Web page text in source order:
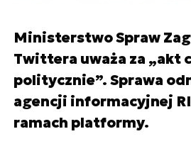
Ministerstwo Spraw
Twittera uważa za „akt
politycznie”. Sprawa
agencji informacyjnej
ramach platformy.